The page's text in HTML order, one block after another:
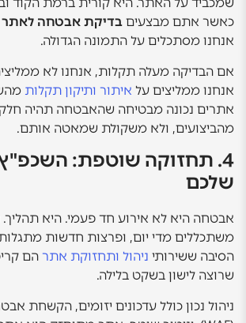
שמכביד על האתר. היא קורית ברמת הקוד
כאשר אתם מבצעים בדיקת אבטחה לאתר
אנחנו מסתכלים על התמונה הגדולה.
אם הבדיקה מעלה תקלות, אנחנו לא
אנחנו ממליצים על איתור ותיקון תקלות
אתרים נכונה מבטיחה שהאבטחה תהיה חלק
מהביצועים, ולא משקולת שמאטה אותם.
4. תחזוקה שוטפת:
שלכם
אבטחה היא לא אירוע חד פעמי. היא
משתכללים מדי יום, ופרצות חדשות
הסיבה ששירותי ניהול ותחזוקת אתר הם
שרוצה לישון בשקט בלילה.
ניהול נכון כולל עדכונים יזומים, הקשחת